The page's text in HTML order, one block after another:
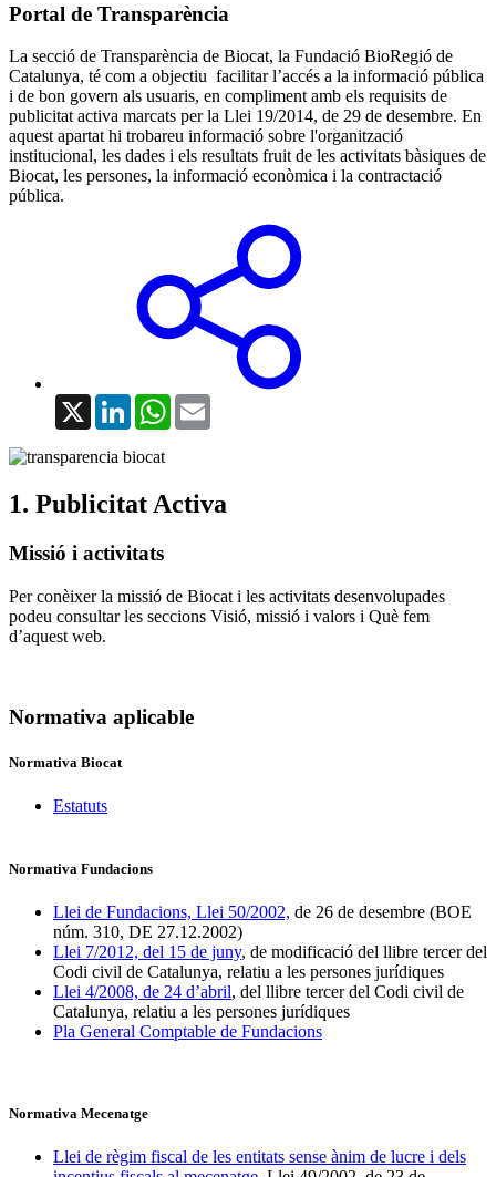
Portal de Transparència
La secció de Transparència de Biocat, la Fundació BioRegió de
Catalunya, té com a objectiu facilitar l’accés a la informació pública
i de bon govern als usuaris, en compliment amb els requisits de
publicitat activa marcats per la Llei 19/2014, de 29 de desembre. En
aquest apartat hi trobareu informació sobre l'organització
institucional, les dades i els resultats fruit de les activitats bàsiques de
Biocat, les persones, la informació econòmica i la contractació
pública.
X LinkedInWhatsApp
1. Publicitat Activa
Missió i activitats
Per conèixer la missió de Biocat i les activitats desenvolupades
podeu consultar les seccions Visió, missió i valors i Què fem
d’aquest web.
Normativa aplicable
Normativa Biocat
Estatuts
Normativa Fundacions
Llei de Fundacions, Llei 50/2002, de 26 de desembre (BOE
núm. 310, DE 27.12.2002)
Llei 7/2012, del 15 de juny, de modificació del llibre tercer del
Codi civil de Catalunya, relatiu a les persones jurídiques
Llei 4/2008, de 24 d’abril, del llibre tercer del Codi civil de
Catalunya, relatiu a les persones jurídiques
Pla General Comptable de Fundacions
Normativa Mecenatge
Llei de règim fiscal de les entitats sense ànim de lucre i dels